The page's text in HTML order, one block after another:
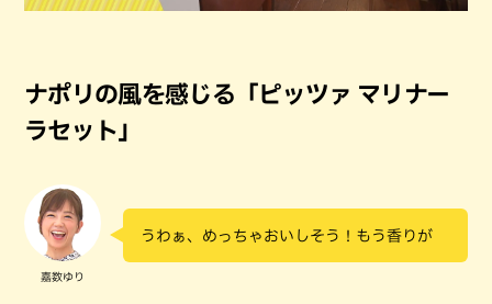
ナポリの風を感じる「ピッツァ マリナー
ラセット」
嘉数ゆり
うわぁ、めっちゃおいしそう！もう香りが